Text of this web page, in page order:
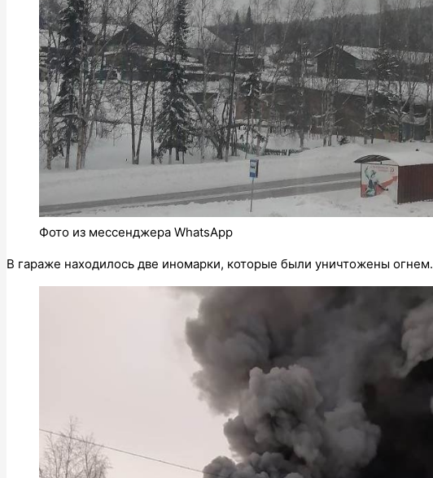
Фото из мессенджера WhatsApp
В гараже находилось две иномарки, которые были уничтожены огнем.